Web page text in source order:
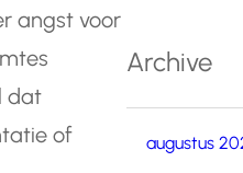
angst voor
dat
of
Archive
augustus